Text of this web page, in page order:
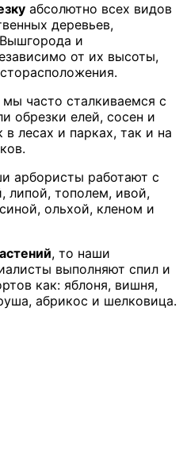
абсолютно всех видов
деревьев,
и
от их высоты,
мы часто сталкиваемся с
обрезки елей, сосен и
лесах и парках, так и на
арбористы работают с
липой, тополем, ивой,
ольхой, кленом и
, то наши
выполняют спил и
как: яблоня, вишня,
абрикос и шелковица.